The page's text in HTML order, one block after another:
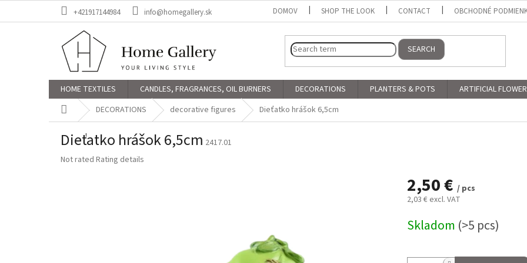
+421917144984 info@homegallery.sk DOMOV SHOP THE LOOK CONTACT OBCHODNÉ
SEARCH
HOME TEXTILES CANDLES, FRAGRANCES, OIL BURNERS DECORATIONS PLANTERS & POTS ARTIFICIAL
Home DECORATIONS decorative figures Dieťatko hrášok 6,5cm
Dieťatko hrášok 6,5cm 2417.01
The
Not rated Rating details
2,50 € / pcs
2,03 € excl. VAT
price:
Skladom (>5 pcs)